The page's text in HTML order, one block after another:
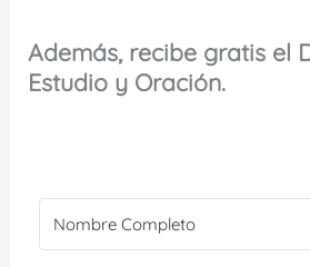
Además, recibe gratis el
Estudio y Oración.